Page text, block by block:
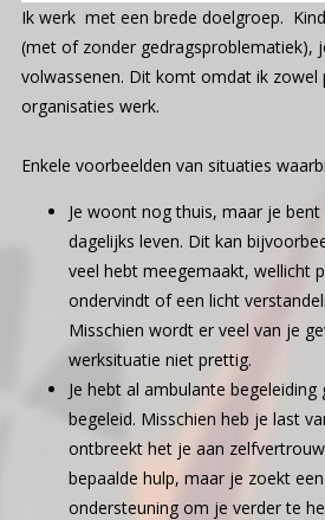
Ik werk met een brede doelgroep.
(met of zonder gedragsproblematiek),
volwassenen. Dit komt omdat ik zowel
organisaties werk.
Enkele voorbeelden van situaties
Je woont nog thuis, maar je
dagelijks leven. Dit kan
veel hebt meegemaakt, wellicht
ondervindt of een licht
Misschien wordt er veel van je
werksituatie niet prettig.
Je hebt al ambulante
begeleid. Misschien heb je last
ontbreekt het je aan
bepaalde hulp, maar je zoekt
ondersteuning om je verder te